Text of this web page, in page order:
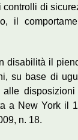
di
il
disabilità il
su base di
a New York il
n. 18.